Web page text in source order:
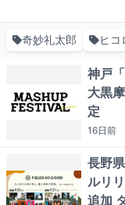
奇妙礼太郎 ヒコ
神戸
大黒
定
16日前
長野
ルリ
追加